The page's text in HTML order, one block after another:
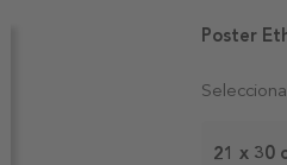
21 x 30
Poster